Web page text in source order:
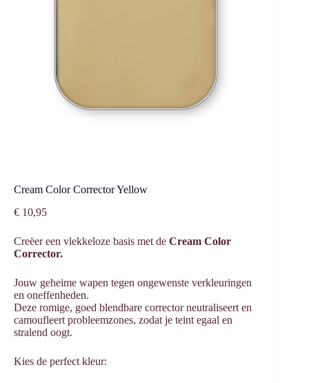
Cream Color Corrector Yellow
€ 10,95
Creëer een vlekkeloze basis met de Cream Color
Corrector.
Jouw geheime wapen tegen ongewenste verkleuringen
en oneffenheden.
Deze romige, goed blendbare corrector neutraliseert en
camoufleert probleemzones, zodat je teint egaal en
stralend oogt.
Kies de perfect kleur: